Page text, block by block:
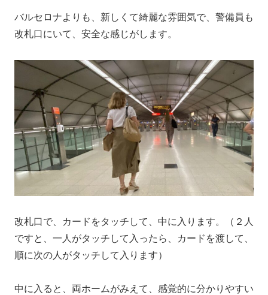
バルセロナよりも、新しくて綺麗な雰囲気で、警備員も
改札口にいて、安全な感じがします。
改札口で、カードをタッチして、中に入ります。（２人
ですと、一人がタッチして入ったら、カードを渡して、
順に次の人がタッチして入ります）
中に入ると、両ホームがみえて、感覚的に分かりやすい